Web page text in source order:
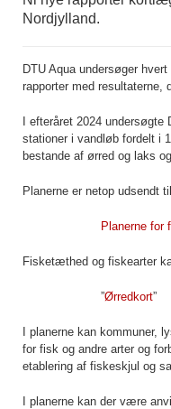
Nordjylland.
DTU Aqua undersøger
rapporter med resultaterne,
I efteråret 2024
stationer i vandløb fordelt i
bestande af ørred og laks
Planerne er netop udsendt
Planerne for
Fisketæthed og fiskearter
”Ørredkort”
I planerne kan kommuner,
for fisk og andre arter og
etablering af fiskeskjul og
I planerne kan der være